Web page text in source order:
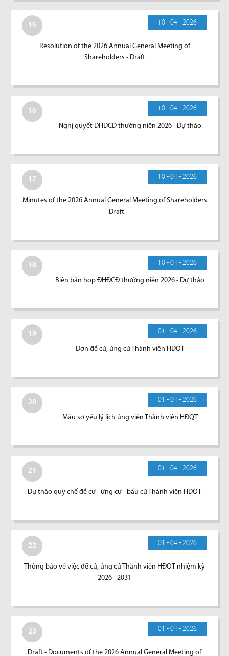
15 10 - 04 - 2026
Resolution of the 2026 Annual General Meeting of
Shareholders - Draft
16 10 - 04 - 2026
Nghị quyết ĐHĐCĐ thường niên 2026 - Dự thảo
17 10 - 04 - 2026
Minutes of the 2026 Annual General Meeting of Shareholders
- Draft
18 10 - 04 - 2026
Biên bản họp ĐHĐCĐ thường niên 2026 - Dự thảo
19 01 - 04 - 2026
Đơn đề cử, ứng cử Thành viên HĐQT
20 01 - 04 - 2026
Mẫu sơ yếu lý lịch ứng viên Thành viên HĐQT
21 01 - 04 - 2026
Dự thào quy chế đề cử - ứng cử - bầu cử Thành viên HĐQT
22 01 - 04 - 2026
Thông báo về việc đề cử, ứng cử Thành viên HĐQT nhiệm kỳ
2026 - 2031
23 01 - 04 - 2026
Draft - Documents of the 2026 Annual General Meeting of